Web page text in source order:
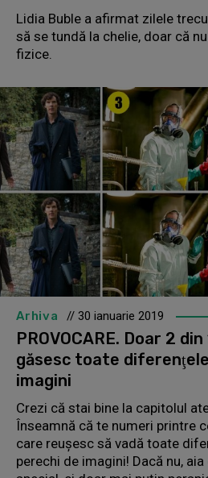
Lidia Buble a afirmat zilele
să se tundă la chelie, doar că
fizice.
Arhiva // 30 ianuarie 2019
PROVOCARE. Doar 2
găsesc toate
imagini
Crezi că stai bine la capitolul
Înseamnă că te numeri printre
care reuşesc să vadă toate
perechi de imagini! Dacă nu,